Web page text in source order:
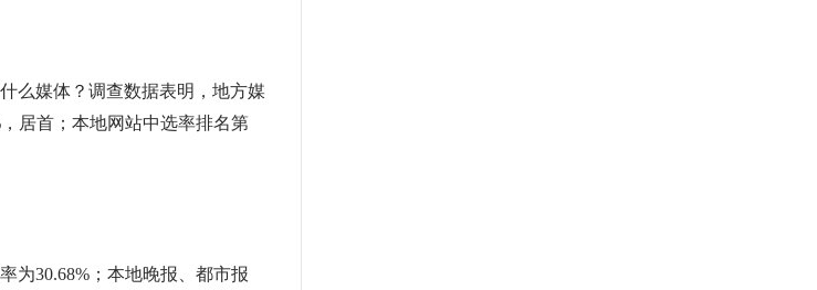
媒体？调查数据表明，地方媒
居首；本地网站中选率排名第
30.68%；本地晚报、都市报